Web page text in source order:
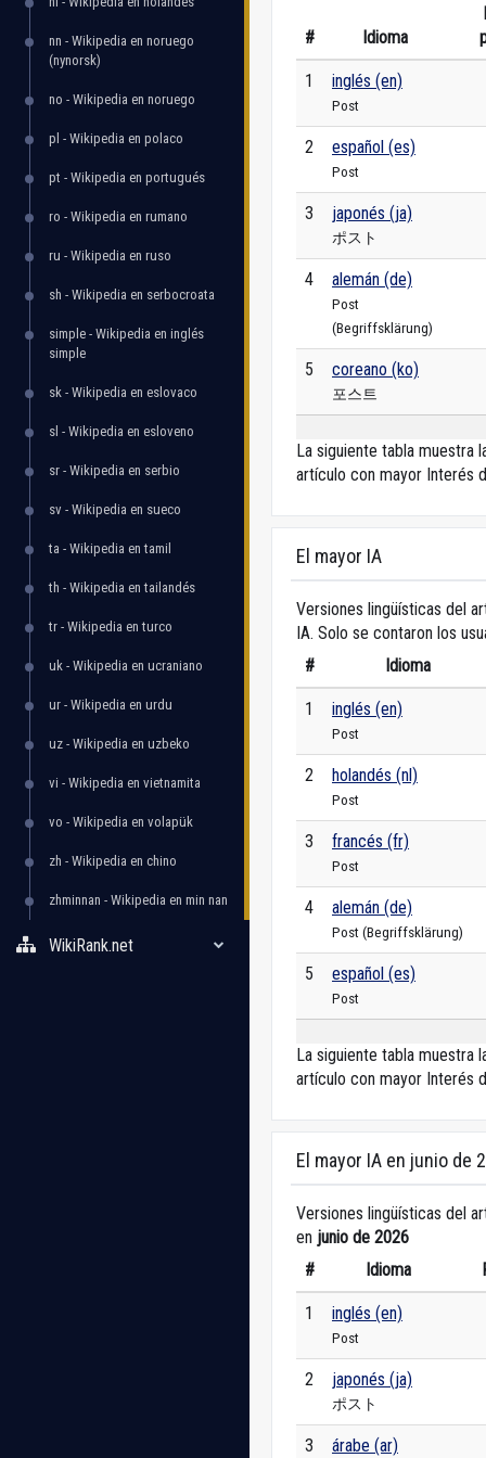
nn - Wikipedia en noruego
(nynorsk)
no - Wikipedia en noruego
pl - Wikipedia en polaco
pt - Wikipedia en portugués
ro - Wikipedia en rumano
ru - Wikipedia en ruso
sh - Wikipedia en serbocroata
simple - Wikipedia en inglés
simple
sk - Wikipedia en eslovaco
sl - Wikipedia en esloveno
sr - Wikipedia en serbio
sv - Wikipedia en sueco
ta - Wikipedia en tamil
th - Wikipedia en tailandés
tr - Wikipedia en turco
uk - Wikipedia en ucraniano
ur - Wikipedia en urdu
uz - Wikipedia en uzbeko
vi - Wikipedia en vietnamita
vo - Wikipedia en volapük
zh - Wikipedia en chino
zhminnan - Wikipedia en min nan
WikiRank.net
# Idioma
1 inglés (en)
Post
2 español (es)
Post
3 japonés (ja)
ポスト
4 alemán (de)
Post
(Begriffsklärung)
5 coreano (ko)
포스트
La siguiente tabla muestra
artículo con mayor Interés
El mayor IA
Versiones lingüísticas del
IA. Solo se contaron los
#
Idioma
1 inglés (en)
Post
2 holandés (nl)
Post
3 francés (fr)
Post
4 alemán (de)
Post (Begriffsklärung)
5 español (es)
Post
La siguiente tabla muestra
artículo con mayor Interés
El mayor IA en junio de
Versiones lingüísticas del
en junio de 2026
#
Idioma
1 inglés (en)
Post
2 japonés (ja)
ポスト
3 árabe (ar)